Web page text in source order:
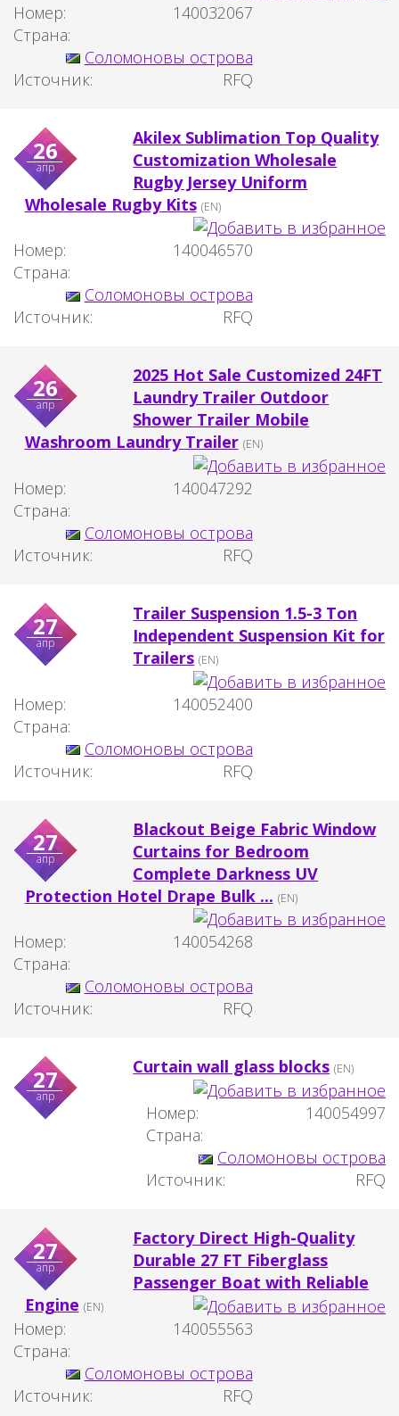
Номер:
140032067
Страна:
Соломоновы острова
Источник:
RFQ
26
апр
Akilex Sublimation Top Quality
Customization Wholesale
Rugby Jersey Uniform
Wholesale Rugby Kits (EN)
Номер:
140046570
Страна:
Соломоновы острова
Источник:
RFQ
26
апр
2025 Hot Sale Customized 24FT
Laundry Trailer Outdoor
Shower Trailer Mobile
Washroom Laundry Trailer (EN)
Номер:
140047292
Страна:
Соломоновы острова
Источник:
RFQ
27
апр
Trailer Suspension 1.5-3 Ton
Independent Suspension Kit for
Trailers (EN)
Номер:
140052400
Страна:
Соломоновы острова
Источник:
RFQ
27
апр
Blackout Beige Fabric Window
Curtains for Bedroom
Complete Darkness UV
Protection Hotel Drape Bulk ... (EN)
Номер:
140054268
Страна:
Соломоновы острова
Источник:
RFQ
27
апр
Curtain wall glass blocks (EN)
Номер:
140054997
Страна:
Соломоновы острова
Источник:
RFQ
27
апр
Factory Direct High-Quality
Durable 27 FT Fiberglass
Passenger Boat with Reliable
Engine (EN)
Номер:
140055563
Страна:
Соломоновы острова
Источник:
RFQ